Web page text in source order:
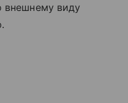
внешнему виду